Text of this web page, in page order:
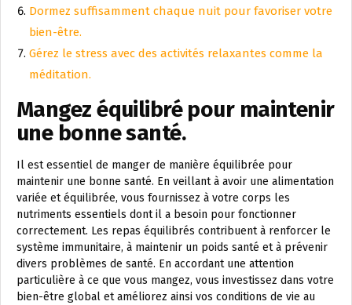
Dormez suffisamment chaque nuit pour favoriser votre
bien-être.
Gérez le stress avec des activités relaxantes comme la
méditation.
Mangez équilibré pour maintenir
une bonne santé.
Il est essentiel de manger de manière équilibrée pour
maintenir une bonne santé. En veillant à avoir une alimentation
variée et équilibrée, vous fournissez à votre corps les
nutriments essentiels dont il a besoin pour fonctionner
correctement. Les repas équilibrés contribuent à renforcer le
système immunitaire, à maintenir un poids santé et à prévenir
divers problèmes de santé. En accordant une attention
particulière à ce que vous mangez, vous investissez dans votre
bien-être global et améliorez ainsi vos conditions de vie au